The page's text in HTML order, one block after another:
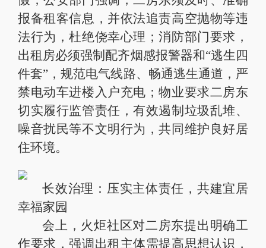
报备租客信息，并依法追责高空抛物等违
法行为，杜绝侥幸心理；消防部门要求，
出租房必须强制配齐烟感报警器和“逃生四
件套”，规范电气线路、畅通逃生通道，严
禁电动车进楼入户充电；物业要求二房东
切实履行监管责任，有效遏制垃圾乱堆、
噪音扰民等不文明行为，共同维护良好居
住环境。
长效治理：压实主体责任，共建宜居
幸福家园
会上，火炬社区对二房东提出明确工
作要求，强调出租主体需提高思想认识，